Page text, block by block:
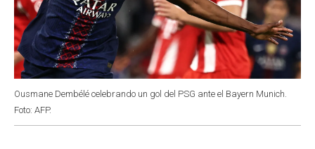
Ousmane Dembélé celebrando un gol del PSG ante el Bayern Munich.
Foto: AFP.